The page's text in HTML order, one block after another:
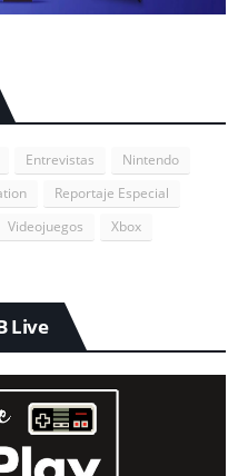
Entrevistas
Nintendo
Reportaje Especial
Videojuegos Xbox
Live